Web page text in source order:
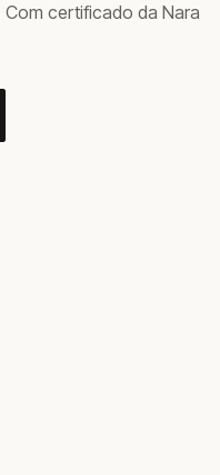
Com certificado da Nara